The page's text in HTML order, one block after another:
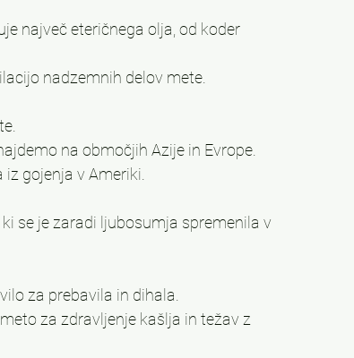
največ eteričnega olja, od koder
nadzemnih delov mete.
na območjih Azije in Evrope.
gojenja v Ameriki.
se je zaradi ljubosumja spremenila v
za prebavila in dihala.
za zdravljenje kašlja in težav z